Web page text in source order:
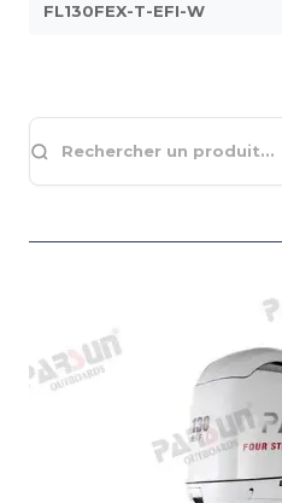
FL130FEX-T-EFI-W